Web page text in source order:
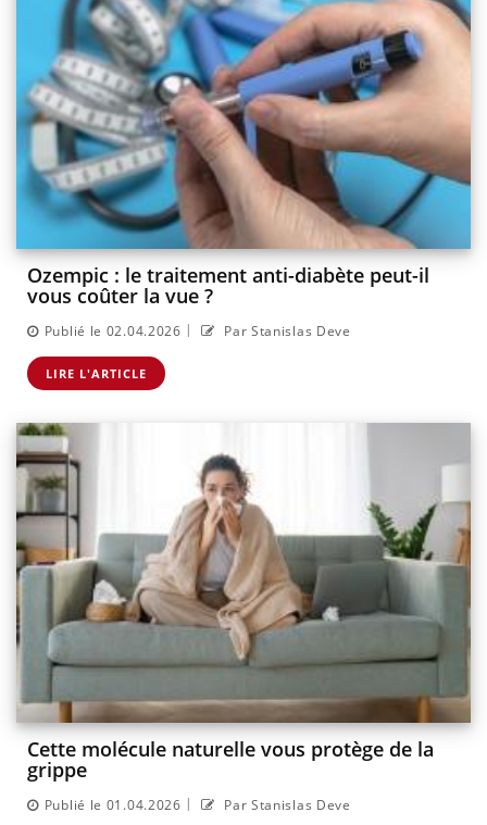
Ozempic : le traitement anti-diabète peut-il
vous coûter la vue ?
Publié le 02.04.2026 | Par Stanislas Deve
LIRE L'ARTICLE
Cette molécule naturelle vous protège de la
grippe
Publié le 01.04.2026 | Par Stanislas Deve